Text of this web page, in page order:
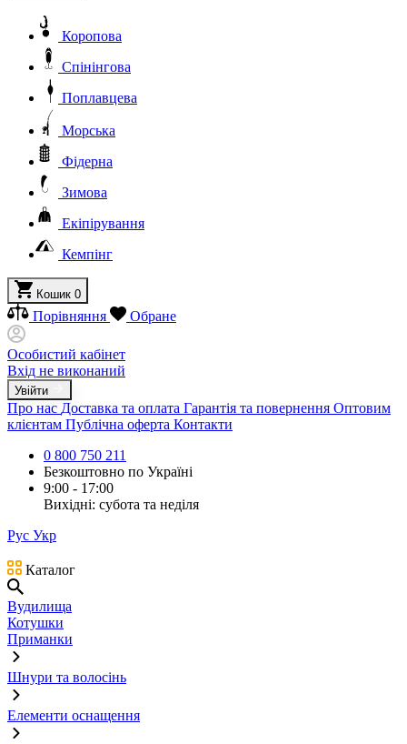
Коропова
Спінінгова
Поплавцева
Морська
Фідерна
Зимова
Екіпірування
Кемпінг
Кошик 0
Порівняння Обране
Особистий кабінет
Вхід не виконаний
Увійти
Про нас Доставка та оплата Гарантія та повернення Оптовим
клієнтам Публічна оферта Контакти
0 800 750 211
Безкоштовно по Україні
9:00 - 17:00
Вихідні: субота та неділя
Рус Укр
Каталог
Вудилища
Котушки
Приманки
Шнури та волосінь
Елементи оснащення